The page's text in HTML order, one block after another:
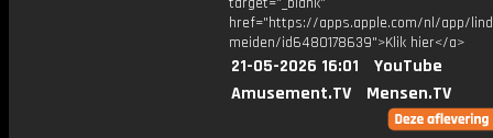
href="https://apps.apple.com/nl/app/
meiden/id6480178639">Klik hier</a>
21-05-2026 16:01
YouTube
Amusement.TV
Mensen.TV